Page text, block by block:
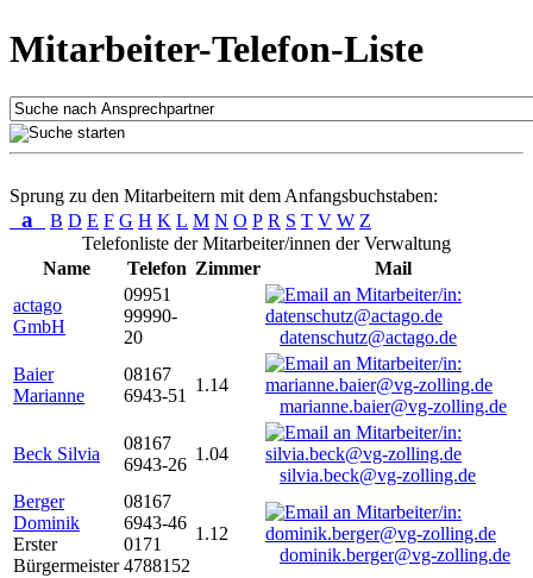
Mitarbeiter-Telefon-Liste
Sprung zu den Mitarbeitern mit dem Anfangsbuchstaben:
a B D E F G H K L M N O P R S T V W Z
Telefonliste der Mitarbeiter/innen der Verwaltung
Name
Telefon Zimmer
Mail
actago
GmbH
09951
99990-
20
datenschutz@actago.de
Baier
Marianne
08167
6943-51
1.14
marianne.baier@vg-zolling.de
Beck Silvia
08167
6943-26
1.04
silvia.beck@vg-zolling.de
Berger
Dominik
Erster
Bürgermeister
08167
6943-46
0171
4788152
1.12
dominik.berger@vg-zolling.de